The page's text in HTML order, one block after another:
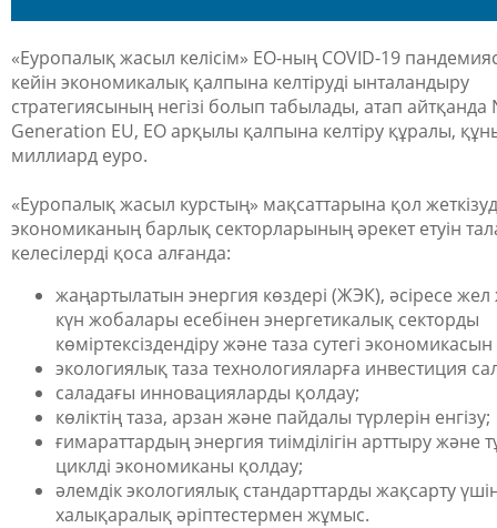
«Еуропалық жасыл келісім» ЕО-ның COVID-19
кейін экономикалық қалпына келтіруді ынталандыру
стратегиясының негізі болып табылады, атап айтқанда
Generation EU, ЕО арқылы қалпына келтіру құралы,
миллиард еуро.
«Еуропалық жасыл курстың» мақсаттарына қол
экономиканың барлық секторларының әрекет етуін
келесілерді қоса алғанда:
жаңартылатын энергия көздері (ЖЭК), әсіресе
күн жобалары есебінен энергетикалық секторды
көміртексіздендіру және таза сутегі
экологиялық таза технологияларға инвестиция
саладағы инновацияларды қолдау;
көліктің таза, арзан және пайдалы түрлерін енгізу;
ғимараттардың энергия тиімділігін арттыру және
циклді экономиканы қолдау;
әлемдік экологиялық стандарттарды жақсарту
халықаралық әріптестермен жұмыс.